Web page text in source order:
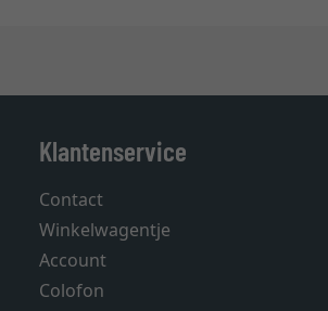
Klantenservice
Contact
Winkelwagentje
Account
Colofon